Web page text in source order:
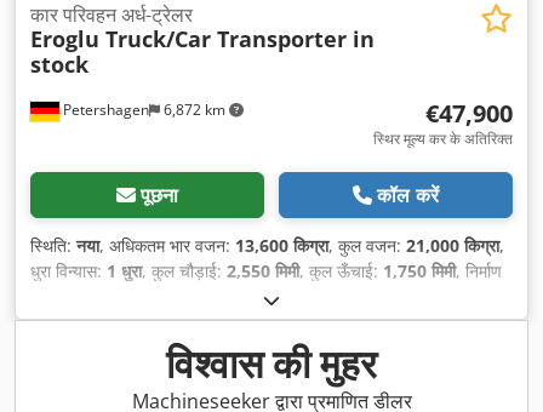
Petershagen 6,872 km
कार परिवहन अर्ध-ट्रेलर
Eroglu Truck/Car Transporter in
stock
€47,900
स्थिर मूल्य कर के अतिरिक्त
पूछना कॉल करें
स्थिति:नया, अधिकतम भार वजन: 13,600 किग्रा, कुल वजन: 21,000 किग्रा,
धुरा विन्यास: 1 धुरा, कुल चौड़ाई: 2,550 मिमी, कुल ऊँचाई: 1,750 मिमी, निर्माण
विश्वास की मुहर
Machineseeker द्वारा प्रमाणित डीलर